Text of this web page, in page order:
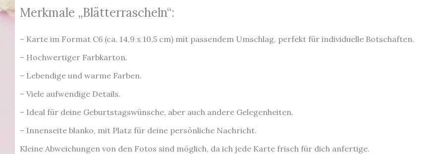
Merkmale „Blätterrascheln“:
– Karte im Format C6 (ca. 14,9 x 10,5 cm) mit passendem Umschlag, perfekt für individuelle Botschaften.
– Hochwertiger Farbkarton.
– Lebendige und warme Farben.
– Viele aufwendige Details.
– Ideal für deine Geburtstagswünsche, aber auch andere Gelegenheiten.
– Innenseite blanko, mit Platz für deine persönliche Nachricht.
Kleine Abweichungen von den Fotos sind möglich, da ich jede Karte frisch für dich anfertige.